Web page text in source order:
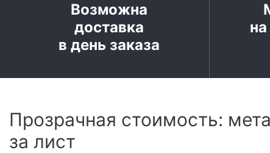
Возможна
доставка
в день заказа
Прозрачная стоимость:
за лист